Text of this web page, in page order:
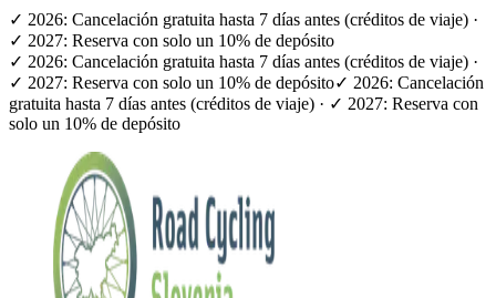
✓ 2026: Cancelación gratuita hasta 7 días antes (créditos de viaje) ·
✓ 2027: Reserva con solo un 10% de depósito
✓ 2026: Cancelación gratuita hasta 7 días antes (créditos de viaje) ·
✓ 2027: Reserva con solo un 10% de depósito✓ 2026: Cancelación
gratuita hasta 7 días antes (créditos de viaje) · ✓ 2027: Reserva con
solo un 10% de depósito